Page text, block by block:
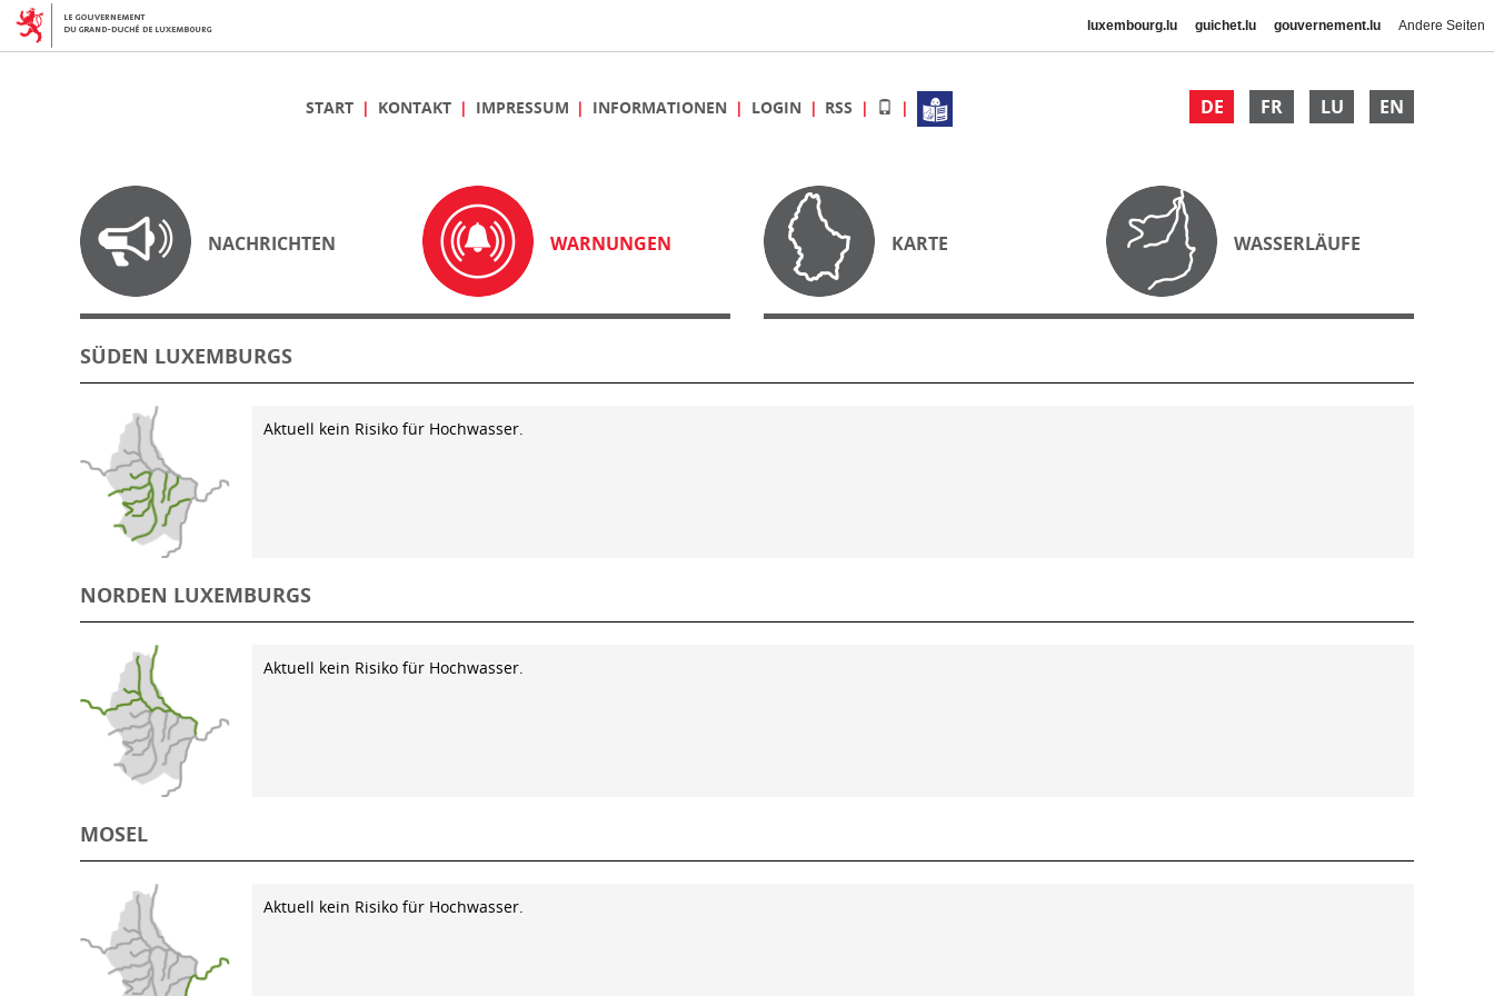
luxembourg.lu guichet.lu gouvernement.lu Andere Seiten
DE FR LU EN
START KONTAKT IMPRESSUM INFORMATIONEN LOGIN RSS
NACHRICHTEN WARNUNGEN KARTE WASSERLÄUFE
SÜDEN LUXEMBURGS
Aktuell kein Risiko für Hochwasser.
NORDEN LUXEMBURGS
Aktuell kein Risiko für Hochwasser.
MOSEL
Aktuell kein Risiko für Hochwasser.